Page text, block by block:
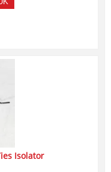
Isolator